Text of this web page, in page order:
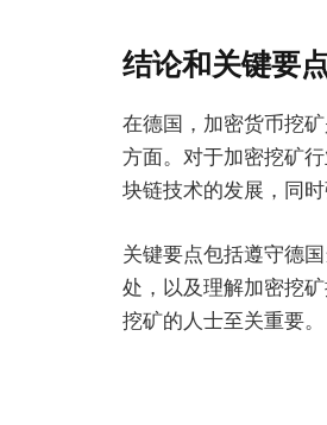
结论和关键要
在德国，加密货币挖
方面。对于加密挖矿
块链技术的发展，同
关键要点包括遵守德
处，以及理解加密挖
挖矿的人士至关重要。